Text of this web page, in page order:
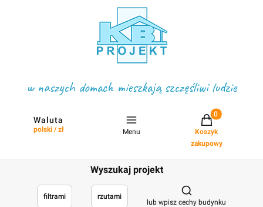
w naszych domach mieszkają szczęśliwi ludzie
Waluta
polski / zł Menu
Projekty w
Koszyk
zakupowy
Wyszukaj projekt
filtrami rzutami
Otwórz
lub wpisz cechy budynku